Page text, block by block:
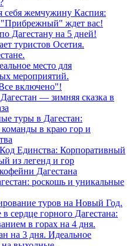
себя жемчужину Каспия:
"Прибрежный" ждет вас!
Дагестану на 5 дней!
туристов Осетия.
место для
мероприятий.
включено"!
— зимняя сказка в
туры в Дагестан:
команды в краю гор и
Единства: Корпоративный
из легенд и гор
Дагестана
роскошь и уникальные
туров на Новый Год.
сердце горного Дагестана:
в горах на 4 дня.
на 3 дня. Идеальное